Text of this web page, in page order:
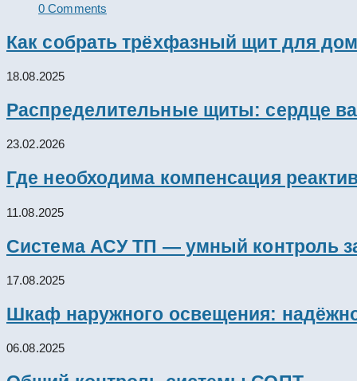
0 Comments
Как собрать трёхфазный щит для
18.08.2025
Распределительные щиты: сердце
23.02.2026
Где необходима компенсация
11.08.2025
Система АСУ ТП — умный контроль
17.08.2025
Шкаф наружного освещения:
06.08.2025